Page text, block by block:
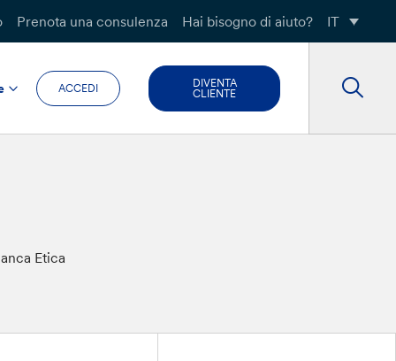
Prenota una consulenza Hai bisogno di aiuto? IT
ACCEDI
DIVENTA
CLIENTE
Etica